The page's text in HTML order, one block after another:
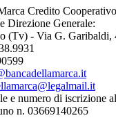
Credito
Direzione Generale:
(Tv) - Via G. Garibaldi,
e numero di iscrizione
n. 03669140265